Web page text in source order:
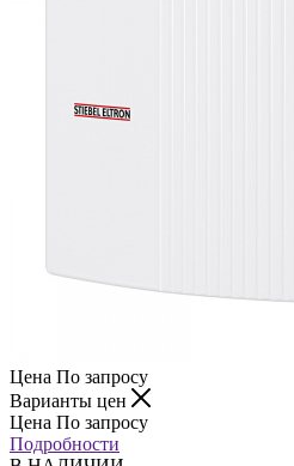
Цена По запросу
Варианты цен
Цена По запросу
Подробности